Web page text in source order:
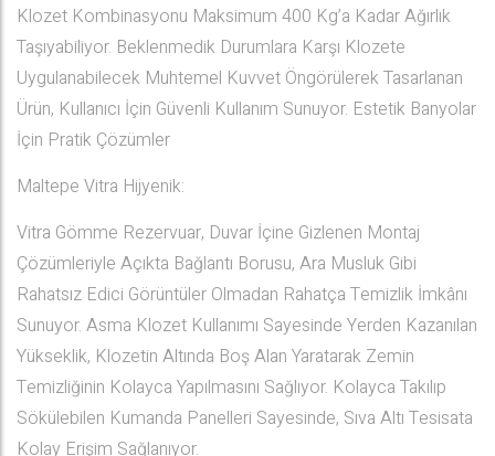
Klozet Kombinasyonu Maksimum 400 Kg’a Kadar Ağırlık
Taşıyabiliyor. Beklenmedik Durumlara Karşı Klozete
Uygulanabilecek Muhtemel Kuvvet Öngörülerek Tasarlanan
Ürün, Kullanıcı İçin Güvenli Kullanım Sunuyor. Estetik Banyolar
İçin Pratik Çözümler
Maltepe Vitra Hijyenik:
Vitra Gömme Rezervuar, Duvar İçine Gizlenen Montaj
Çözümleriyle Açıkta Bağlantı Borusu, Ara Musluk Gibi
Rahatsız Edici Görüntüler Olmadan Rahatça Temizlik İmkânı
Sunuyor. Asma Klozet Kullanımı Sayesinde Yerden Kazanılan
Yükseklik, Klozetin Altında Boş Alan Yaratarak Zemin
Temizliğinin Kolayca Yapılmasını Sağlıyor. Kolayca Takılıp
Sökülebilen Kumanda Panelleri Sayesinde, Sıva Altı Tesisata
Kolay Erişim Sağlanıyor.